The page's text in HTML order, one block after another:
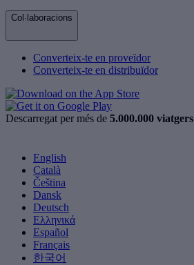
Col·laboracions
Converteix-te en proveïdor
Converteix-te en distribuïdor
Descarregat per més de 5.000.000 viatgers
English
Català
Čeština
Dansk
Deutsch
Ελληνικά
Español
Français
한국어